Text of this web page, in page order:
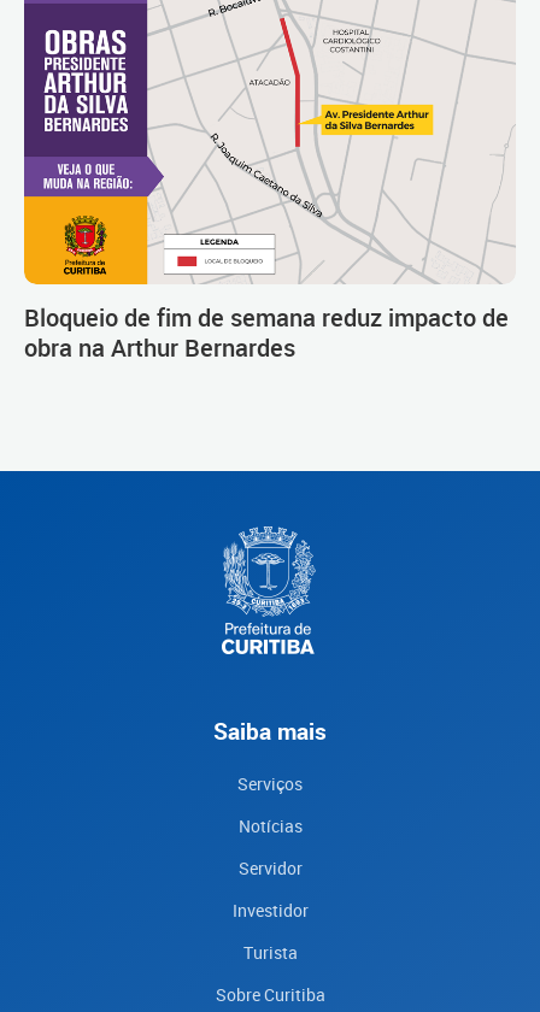
Bloqueio de fim de semana reduz impacto de
obra na Arthur Bernardes
Saiba mais
Serviços
Notícias
Servidor
Investidor
Turista
Sobre Curitiba